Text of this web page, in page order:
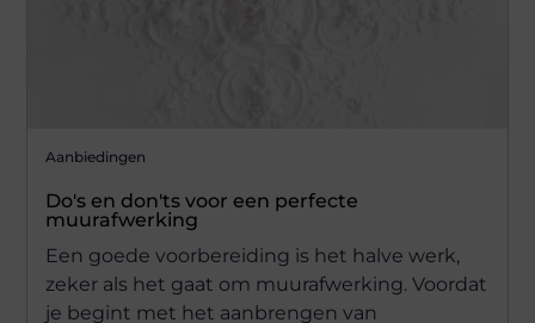
Aanbiedingen
Do's en don'ts voor een perfecte
muurafwerking
Een goede voorbereiding is het halve werk,
zeker als het gaat om muurafwerking. Voordat
je begint met het aanbrengen van